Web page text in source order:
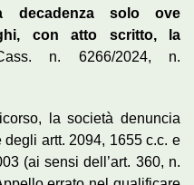
decadenza solo ove
con atto scritto, la
n. 6266/2024, n.
la società denuncia
artt. 2094, 1655 c.c. e
(ai sensi dell’art. 360, n.